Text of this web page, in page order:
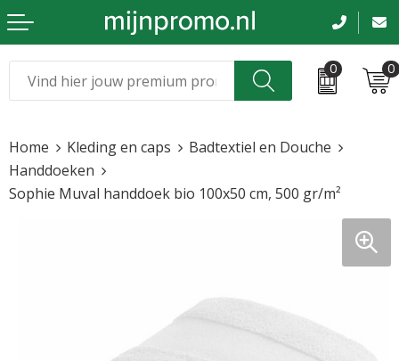
0 0
Kleding & caps
Sportkleding
Beurs en evenementen
Sinterklaas
Voetbal, EK en WK
Home Kleding en caps
Badtextiel en Douche
Handdoeken
Sophie Muval handdoek bio 100x50 cm, 500 gr/m²